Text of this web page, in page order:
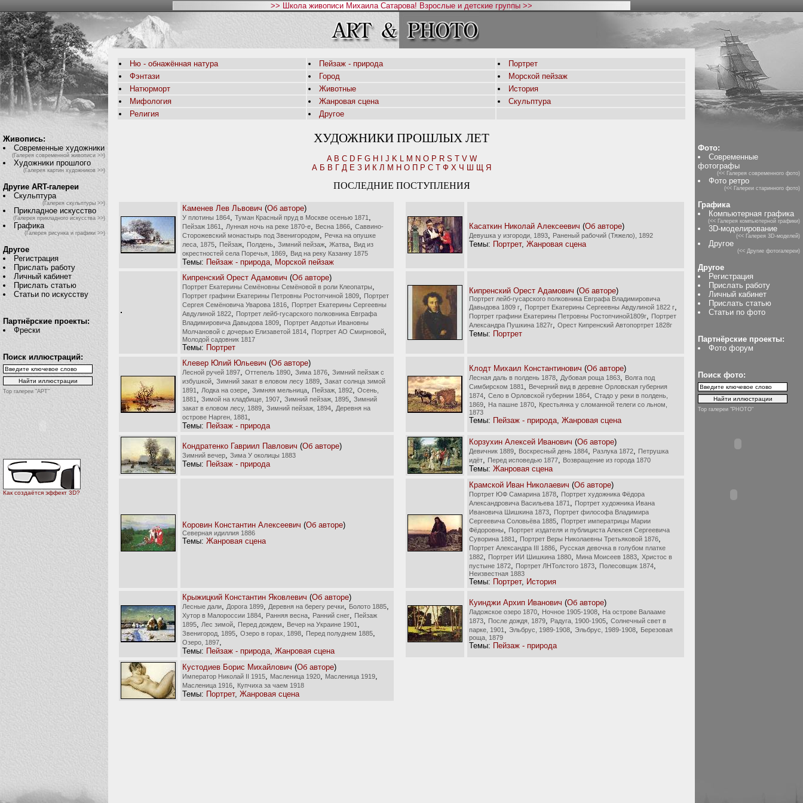
>> Школа живописи Михаила Сатарова! Взрослые и детские группы >>
Живопись:
Современные художники
(Галерея современной живописи >>)
Художники прошлого
(Галерея картин художников >>)
Другие ART-галереи
Скульптура
(Галерея скульптуры >>)
Прикладное искусство
(Галерея прикладного искусства >>)
Графика
(Галерея рисунка и графики >>)
Другое
Регистрация
Прислать работу
Личный кабинет
Прислать статью
Статьи по искусству
Партнёрские проекты:
Фрески
Поиск иллюстраций:
Top галереи "АРТ"
Как создаётся эффект 3D?
Ню - обнажённая натура Пейзаж - природа
Портрет
Фэнтази
Город
Морской пейзаж
Натюрморт
Животные
История
Мифология
Жанровая сцена
Скульптура
Религия
Другое
ХУДОЖНИКИ ПРОШЛЫХ ЛЕТ
A B C D F G H J K L M N O P R S T V W
А Б В Г Д Е З И К Л М Н О П Р С Т Ф Х Ч Ш Щ Я
ПОСЛЕДНИЕ ПОСТУПЛЕНИЯ
Каменев Лев Львович (Об авторе)
У плотины 1864 Туман Красный пруд в Москве осенью 1871
Пейзаж 1861 Лунная ночь на реке 1870-е Весна 1866
Саввино-
Сторожевский монастырь под Звенигородом
Речка на опушке
леса, 1875
Пейзаж Полдень Зимний пейзаж Жатва
Вид из
окрестностей села Поречья, 1869
Вид на реку Казанку 1875
Темы: Пейзаж - природа Морской пейзаж
Касаткин Николай Алексеевич (Об авторе)
Девушка у изгороди, 1893 Раненый рабочий (Тяжело), 1892
Темы: Портрет, Жанровая сцена
Кипренский Орест Адамович (Об авторе)
Портрет Екатерины Семёновны Семёновой в роли Клеопатры
Портрет графини Екатерины Петровны Ростопчиной 1809
Портрет
Сергея Семёновича Уварова 1816
Портрет Екатерины Сергеевны
Авдулиной 1822
Портрет лейб-гусарского полковника Евграфа
Владимировича Давыдова 1809
Портрет Авдотьи Ивановны
Молчановой с дочерью Елизаветой 1814
Портрет АО Смирновой
Молодой садовник 1817
Темы: Портрет
Кипренский Орест Адамович (Об авторе)
Портрет лейб-гусарского полковника Евграфа Владимировича
Давыдова 1809 г
Портрет Екатерины Сергеевны Авдулиной 1822 г
Портрет графини Екатерины Петровны Ростопчиной1809г
Портрет
Александра Пушкина 1827г
Орест Кипренский Автопортрет 1828г
Темы: Портрет
Клевер Юлий Юльевич (Об авторе)
Лесной ручей 1897 Оттепель 1890 Зима 1876
Зимний пейзаж с
избушкой
Зимний закат в еловом лесу 1889
Закат солнца зимой
1891
Лодка на озере Зимняя мельница Пейзаж, 1892
Осень,
1881
Зимой на кладбище, 1907 Зимний пейзаж, 1895
Зимний
закат в еловом лесу, 1889
Зимний пейзаж, 1894
Деревня на
острове Нарген, 1881
Темы: Пейзаж - природа
Клодт Михаил Константинович (Об авторе)
Лесная даль в полдень 1878 Дубовая роща 1863
Волга под
Симбирском 1881
Вечерний вид в деревне Орловская губерния
1874
Село в Орловской губернии 1864
Стадо у реки в полдень,
1869
На пашне 1870
Крестьянка у сломанной телеги со льном,
1873
Темы: Пейзаж - природа Жанровая сцена
Кондратенко Гавриил Павлович (Об авторе)
Зимний вечер Зима У околицы 1883
Темы: Пейзаж - природа
Корзухин Алексей Иванович (Об авторе)
Девичник 1889 Воскресный день 1884 Разлука 1872
Петрушка
идёт
Перед исповедью 1877 Возвращение из города 1870
Темы: Жанровая сцена
Коровин Константин Алексеевич (Об авторе)
Северная идиллия 1886
Темы: Жанровая сцена
Крамской Иван Николаевич (Об авторе)
Портрет ЮФ Самарина 1878
Портрет художника Фёдора
Александровича Васильева 1871
Портрет художника Ивана
Ивановича Шишкина 1873
Портрет философа Владимира
Сергеевича Соловьёва 1885
Портрет императрицы Марии
Фёдоровны
Портрет издателя и публициста Алексея Сергеевича
Суворина 1881
Портрет Веры Николаевны Третьяковой 1876
Портрет Александра III 1886
Русская девочка в голубом платке
1882
Портрет ИИ Шишкина 1880 Мина Моисеев 1883
Христос в
пустыне 1872
Портрет ЛНТолстого 1873 Полесовщик 1874
Неизвестная 1883
Темы: Портрет, История
Крыжицкий Константин Яковлевич (Об авторе)
Лесные дали Дорога 1899 Деревня на берегу речки Болото 1885
Хутор в Малороссии 1884 Ранняя весна Ранний снег
Пейзаж
1895
Лес зимой Перед дождем Вечер на Украине 1901
Звенигород, 1895 Озеро в горах, 1898 Перед полуднем 1885
Озеро, 1897
Темы: Пейзаж - природа Жанровая сцена
Куинджи Архип Иванович (Об авторе)
Ладожское озеро 1870 Ночное 1905-1908
На острове Валааме
1873
После дождя, 1879 Радуга, 1900-1905
Солнечный свет в
парке, 1901
Эльбрус, 1989-1908 Эльбрус, 1989-1908
Березовая
роща, 1879
Темы: Пейзаж - природа
Кустодиев Борис Михайлович (Об авторе)
Император Николай II 1915 Масленица 1920 Масленица 1919
Масленица 1916 Купчиха за чаем 1918
Темы: Портрет, Жанровая сцена
Фото:
Современные
фотографы
(<< Галерея современного фото)
Фото ретро
(<< Галереи старинного фото)
Графика
Компьютерная графика
(<< Галерея компьютерной графики)
3D-моделирование
(<< Галерея 3D-моделей)
Другое
(<< Другие фотогалереи)
Другое
Регистрация
Прислать работу
Личный кабинет
Прислать статью
Статьи по фото
Партнёрские проекты:
Фото форум
Поиск фото:
Top галереи "PHOTO"